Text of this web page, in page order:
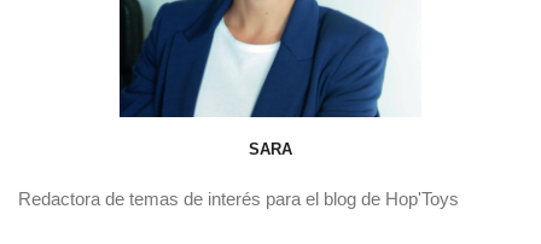
SARA
Redactora de temas de interés para el blog de Hop'Toys